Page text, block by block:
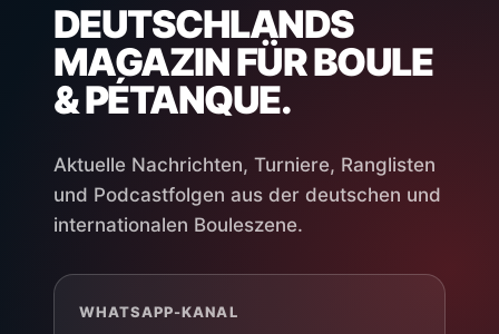
DEUTSCHLANDS
MAGAZIN FÜR BOULE
& PÉTANQUE.
Aktuelle Nachrichten, Turniere, Ranglisten
und Podcastfolgen aus der deutschen und
internationalen Bouleszene.
WHATSAPP-KANAL